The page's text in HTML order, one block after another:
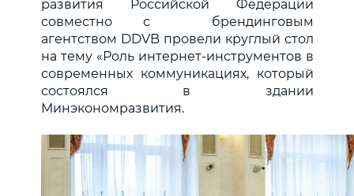
развития Российской Федерации
совместно с брендинговым
агентством DDVB провели круглый стол
на тему «Роль интернет-инструментов в
современных коммуникациях, который
состоялся в здании
Минэкономразвития.